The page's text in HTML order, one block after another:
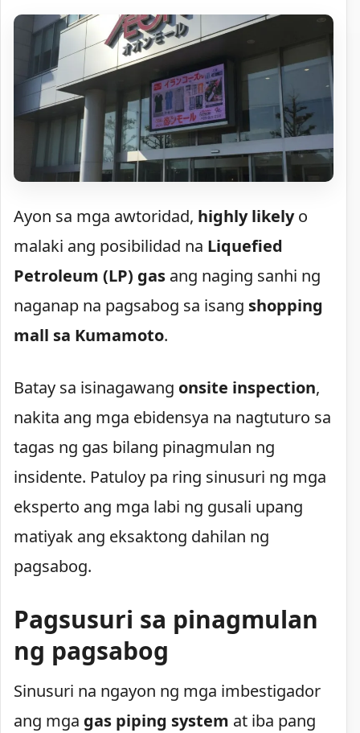
Ayon sa mga awtoridad, highly likelyo
malaki ang posibilidad na Liquefied
Petroleum (LP) gas ang naging sanhi ng
naganap na pagsabog sa isang shopping
mall sa Kumamoto.
Batay sa isinagawang onsite inspection,
nakita ang mga ebidensya na nagtuturo sa
tagas ng gas bilang pinagmulan ng
insidente. Patuloy pa ring sinusuri ng mga
eksperto ang mga labi ng gusali upang
matiyak ang eksaktong dahilan ng
pagsabog.
Pagsusuri sa pinagmulan
ng pagsabog
Sinusuri na ngayon ng mga imbestigador
ang mga gas piping system at iba pang